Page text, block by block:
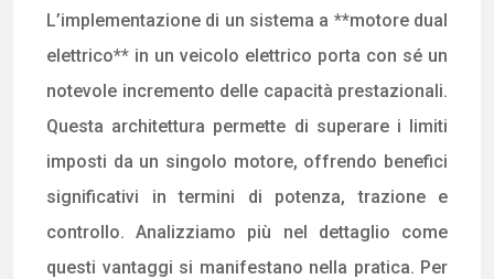
L’implementazione di un sistema a **motore dual
elettrico** in un veicolo elettrico porta con sé un
notevole incremento delle capacità prestazionali.
Questa architettura permette di superare i limiti
imposti da un singolo motore, offrendo benefici
significativi in termini di potenza, trazione e
controllo. Analizziamo più nel dettaglio come
questi vantaggi si manifestano nella pratica. Per